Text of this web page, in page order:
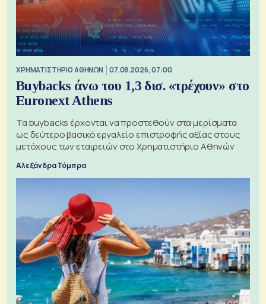
XΡΗΜΑΤΙΣΤΗΡΙΟ ΑΘΗΝΩΝ 07.08.2026, 07:00
Buybacks άνω του 1,3 δισ. «τρέχουν» στο
Euronext Athens
Τα buybacks έρχονται να προστεθούν στα μερίσματα
ως δεύτερο βασικό εργαλείο επιστροφής αξίας στους
μετόχους των εταιρειών στο Χρηματιστήριο Αθηνών
Αλεξάνδρα Τόμπρα